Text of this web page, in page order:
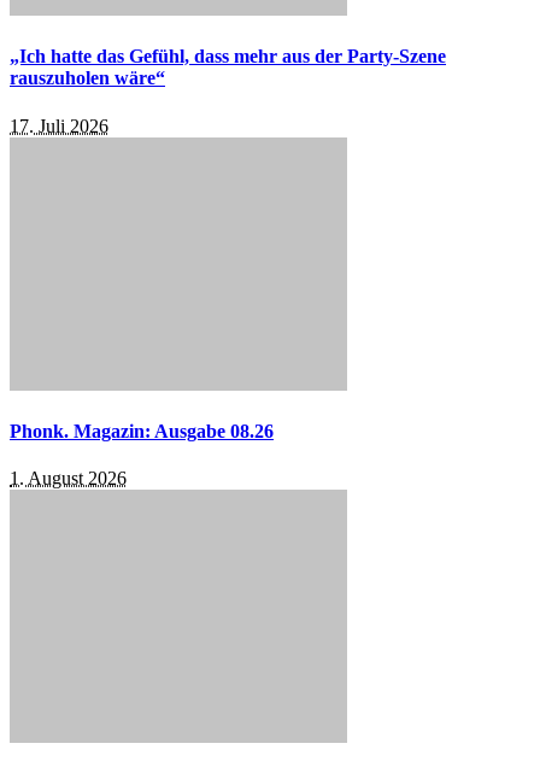
„Ich hatte das Gefühl, dass mehr aus der Party-Szene
rauszuholen wäre“
17. Juli 2026
Phonk. Magazin: Ausgabe 08.26
1. August 2026